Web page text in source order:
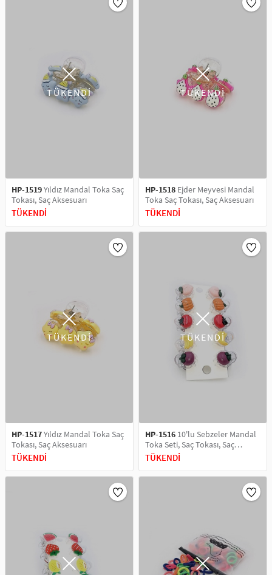
TÜKENDİ
HP-1519Yıldız Mandal Toka Saç
Tokası, Saç Aksesuarı
TÜKENDİ
TÜKENDİ
HP-1518 Ejder Meyvesi Mandal
Toka Saç Tokası, Saç Aksesuarı
TÜKENDİ
TÜKENDİ
HP-1517Yıldız Mandal Toka Saç
Tokası, Saç Aksesuarı
TÜKENDİ
TÜKENDİ
HP-1516 10'lu Sebzeler Mandal
Toka Seti, Saç Tokası, Saç
Aksesuarı
TÜKENDİ